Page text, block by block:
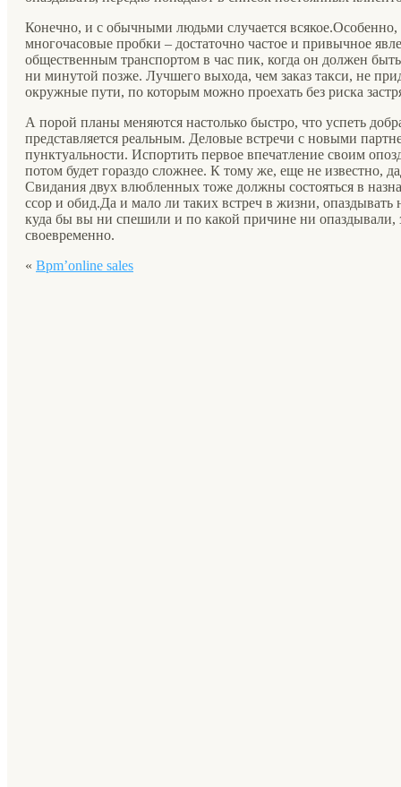
Конечно, и с обычными людьми случается всякое.Особенно,
многочасовые пробки – достаточно частое и привычное
общественным транспортом в час пик, когда он должен
ни минутой позже. Лучшего выхода, чем заказ такси, не
окружные пути, по которым можно проехать без риска
А порой планы меняются настолько быстро, что успеть
представляется реальным. Деловые встречи с новыми
пунктуальности. Испортить первое впечатление своим
потом будет гораздо сложнее. К тому же, еще не известно,
Свидания двух влюбленных тоже должны состояться в
ссор и обид.Да и мало ли таких встреч в жизни,
куда бы вы ни спешили и по какой причине ни опаздывали,
своевременно.
« Bpm’online sales